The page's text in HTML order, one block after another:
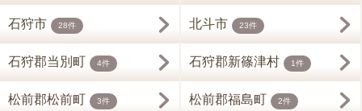
石狩市 28件 北斗市 23件
石狩郡当別町 4件 石狩郡新篠津村 1件
松前郡松前町 3件 松前郡福島町 2件